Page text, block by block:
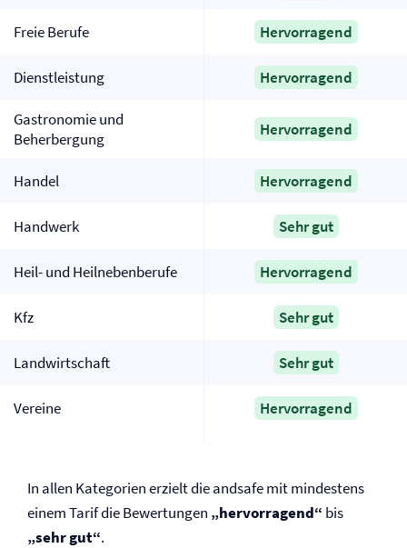
Freie Berufe Hervorragend
Dienstleistung Hervorragend
Gastronomie und
Beherbergung
Hervorragend
Handel Hervorragend
Handwerk Sehr gut
Heil- und Heilnebenberufe Hervorragend
Kfz Sehr gut
Landwirtschaft Sehr gut
Vereine Hervorragend
In allen Kategorien erzielt die andsafe mit mindestens
einem Tarif die Bewertungen „hervorragend“ bis
„sehr gut“.